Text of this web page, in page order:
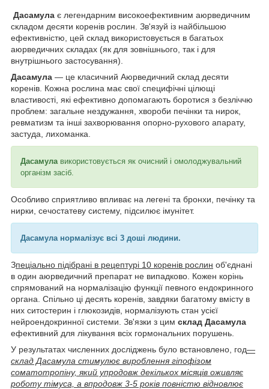
Дасамула є легендарним високоефективним аюрведичним
складом десяти коренів рослин. Зв'язуй із найбільшою
ефективністю, цей склад використовується в багатьох
аюрведичних складах (як для зовнішнього, так і для
внутрішнього застосування).
Дасамула — це класичний Аюрведичний склад десяти
коренів. Кожна рослина має свої специфічні цілющі
властивості, які ефективно допомагають боротися з безліччю
проблем: загальне нездужання, хвороби печінки та нирок,
ревматизм та інші захворювання опорно-рухового апарату,
застуда, лихоманка.
Дасамула використовується як очисний і омолоджувальний
організм засіб.
Особливо сприятливо впливає на легені та бронхи, печінку та
нирки, сечостатеву систему, підсилює імунітет.
Дасамула нормалізує всі 3 доші людини.
Зпеціально підібрані в рецептурі 10 коренів рослин об'єднані
в один аюрведичний препарат не випадково. Кожен корінь
спрямований на нормалізацію функції певного ендокринного
органа. Спільно ці десять коренів, завдяки багатому вмісту в
них ситостерин і глюкозидів, нормалізують стан усієї
нейроендокринної системи. Зв'язки з цим склад Дасамула
ефективний для лікування всіх гормональних порушень.
У результатах численних досліджень було встановлено, год—
склад Дасамула стимулює вироблення гіпофізом
соматотропіну, який упродовж декількох місяців оживляє
роботу тімуса, а впродовж 3-5 років повністю відновлює